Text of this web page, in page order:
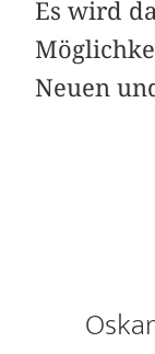
Es wird
Neuen